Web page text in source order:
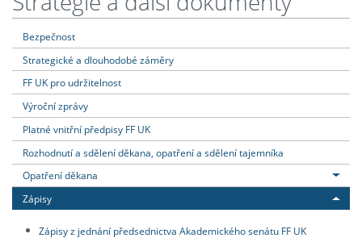
Bezpečnost
Strategické a dlouhodobé záměry
FF UK pro udržitelnost
Výroční zprávy
Platné vnitřní předpisy FF UK
Rozhodnutí a sdělení děkana, opatření a sdělení tajemníka
Opatření děkana
Zápisy
Zápisy z jednání předsednictva Akademického senátu FF UK